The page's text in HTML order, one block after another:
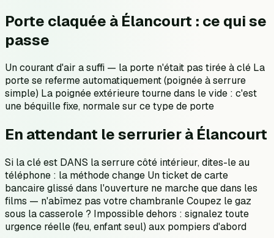
Porte claquée à Élancourt : ce qui se
passe
Un courant d'air a suffi — la porte n'était pas tirée à clé La
porte se referme automatiquement (poignée à serrure
simple) La poignée extérieure tourne dans le vide : c'est
une béquille fixe, normale sur ce type de porte
En attendant le serrurier à Élancourt
Si la clé est DANS la serrure côté intérieur, dites-le au
téléphone : la méthode change Un ticket de carte
bancaire glissé dans l'ouverture ne marche que dans les
films — n'abîmez pas votre chambranle Coupez le gaz
sous la casserole ? Impossible dehors : signalez toute
urgence réelle (feu, enfant seul) aux pompiers d'abord